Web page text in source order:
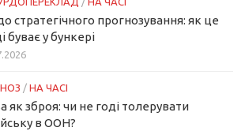
стратегічного прогнозування: як це
буває у бункері
/ НА ЧАСІ
як зброя: чи не годі толерувати
в ООН?